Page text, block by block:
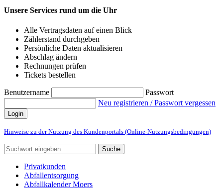
Unsere Services rund um die Uhr
Alle Vertragsdaten auf einen Blick
Zählerstand durchgeben
Persönliche Daten aktualisieren
Abschlag ändern
Rechnungen prüfen
Tickets bestellen
Benutzername
Passwort
Neu registrieren / Passwort vergessen
Login
Hinweise zu der Nutzung des Kundenportals (Online-Nutzungsbedingungen)
Suche
Privatkunden
Abfallentsorgung
Abfallkalender Moers